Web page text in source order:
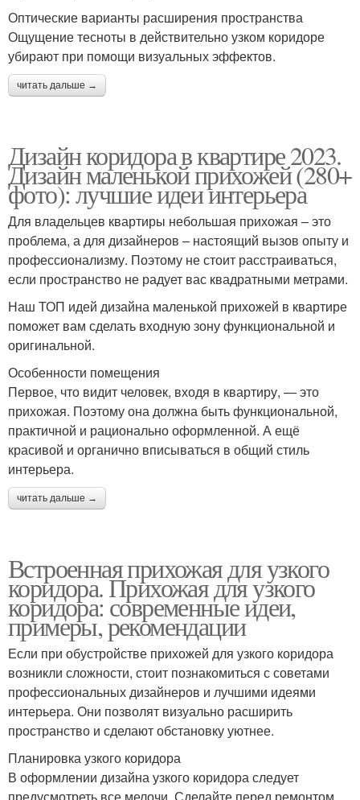
Оптические варианты расширения пространства
Ощущение тесноты в действительно узком коридоре
убирают при помощи визуальных эффектов.
читать дальше →
Дизайн коридора в квартире 2023.
Дизайн маленькой прихожей (280+
фото): лучшие идеи интерьера
Для владельцев квартиры небольшая прихожая – это
проблема, а для дизайнеров – настоящий вызов опыту и
профессионализму. Поэтому не стоит расстраиваться,
если пространство не радует вас квадратными метрами.
Наш ТОП идей дизайна маленькой прихожей в квартире
поможет вам сделать входную зону функциональной и
оригинальной.
Особенности помещения
Первое, что видит человек, входя в квартиру, — это
прихожая. Поэтому она должна быть функциональной,
практичной и рационально оформленной. А ещё
красивой и органично вписываться в общий стиль
интерьера.
читать дальше →
Встроенная прихожая для узкого
коридора. Прихожая для узкого
коридора: современные идеи,
примеры, рекомендации
Если при обустройстве прихожей для узкого коридора
возникли сложности, стоит познакомиться с советами
профессиональных дизайнеров и лучшими идеями
интерьера. Они позволят визуально расширить
пространство и сделают обстановку уютнее.
Планировка узкого коридора
В оформлении дизайна узкого коридора следует
предусмотреть все мелочи. Сделайте перед ремонтом